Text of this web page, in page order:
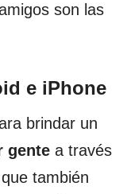
son las
e iPhone
brindar un
gente a través
también